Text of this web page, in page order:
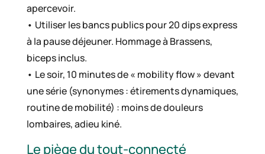
apercevoir.
• Utiliser les bancs publics pour 20 dips express
à la pause déjeuner. Hommage à Brassens,
biceps inclus.
• Le soir, 10 minutes de « mobility flow » devant
une série (synonymes : étirements dynamiques,
routine de mobilité) : moins de douleurs
lombaires, adieu kiné.
Le piège du tout-connecté